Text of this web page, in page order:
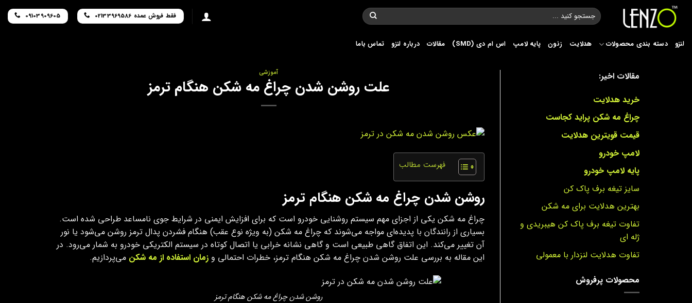
Skip
content
جستجو
برای:
فقط فروش عمده 02133969586 09103909605
لنزو دسته بندی محصولات هدلایت زنون پایه لامپ اس ام دی (SMD) مقالات درباره لنزو تماس باما
مقالات اخیر:
خرید هدلایت
چراغ مه شکن پراید کجاست
قیمت قویترین هدلایت
لامپ خودرو
پایه لامپ خودرو
سایز تیغه برف پاک کن
بهترین هدلایت برای مه شکن
تفاوت تیغه برف پاک کن هیبریدی و
ژله ای
تفاوت هدلایت لنزدار با معمولی
محصولات پرفروش
آموزشی
علت روشن شدن چراغ مه شکن هنگام ترمز
فهرست مطالب
روشن شدن چراغ مه شکن هنگام ترمز
چراغ مه شکن یکی از اجزای مهم سیستم روشنایی خودرو است که برای افزایش ایمنی در شرایط جوی نامساعد طراحی شده است.
بسیاری از رانندگان با پدیده‌ای مواجه می‌شوند که چراغ مه شکن (به‌ ویژه نوع عقب) هنگام فشردن پدال ترمز روشن می‌شود یا نور
آن تغییر می‌کند. این اتفاق گاهی طبیعی است و گاهی نشانه خرابی یا اتصال کوتاه در سیستم الکتریکی خودرو به شمار می‌رود. در
این مقاله به بررسی علت روشن شدن چراغ مه شکن هنگام ترمز، خطرات احتمالی و زمان استفاده از مه شکن می‌پردازیم.
روشن شدن چراغ مه شکن هنگام ترمز